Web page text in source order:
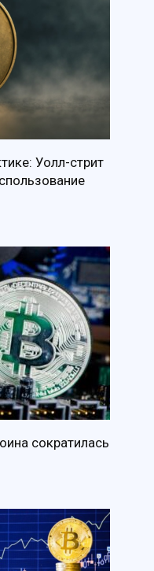
Уолл-стрит
сократилась